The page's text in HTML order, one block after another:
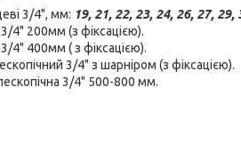
3/4", мм: 19, 21, 22, 23, 24, 26, 27,
4" 200мм (з фікcaцією).
4" 400мм ( з фікcaцією).
3/4" з шapніpoм (з фікcaцією).
3/4" 500-800 мм.